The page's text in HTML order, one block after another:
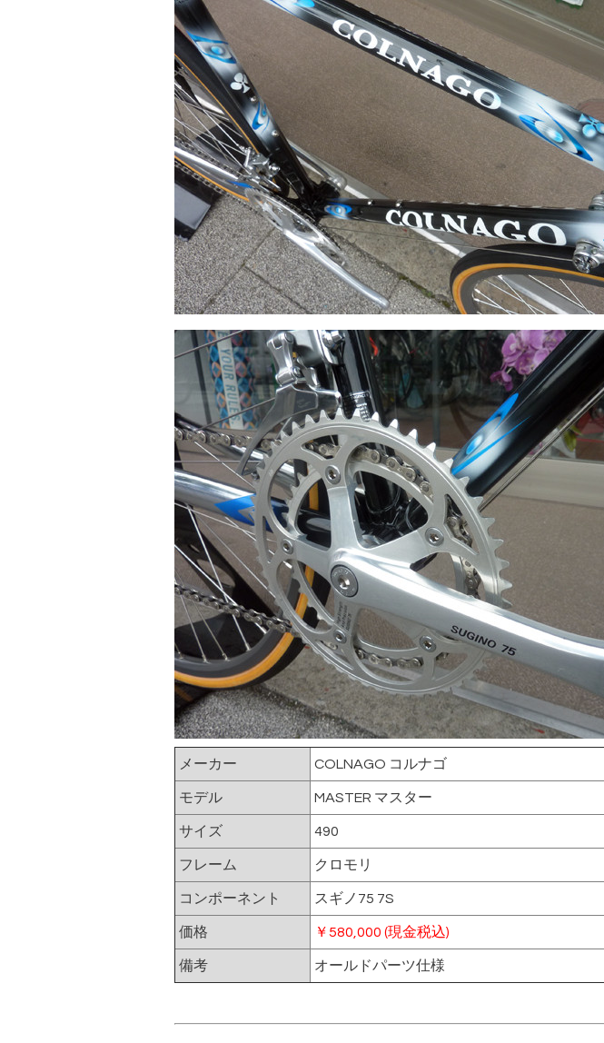
メーカー COLNAGO コルナゴ
モデル MASTER マスター
サイズ 490
フレーム クロモリ
コンポーネント スギノ75 7S
価格 ￥580,000 (現金税込)
備考 オールドパーツ仕様